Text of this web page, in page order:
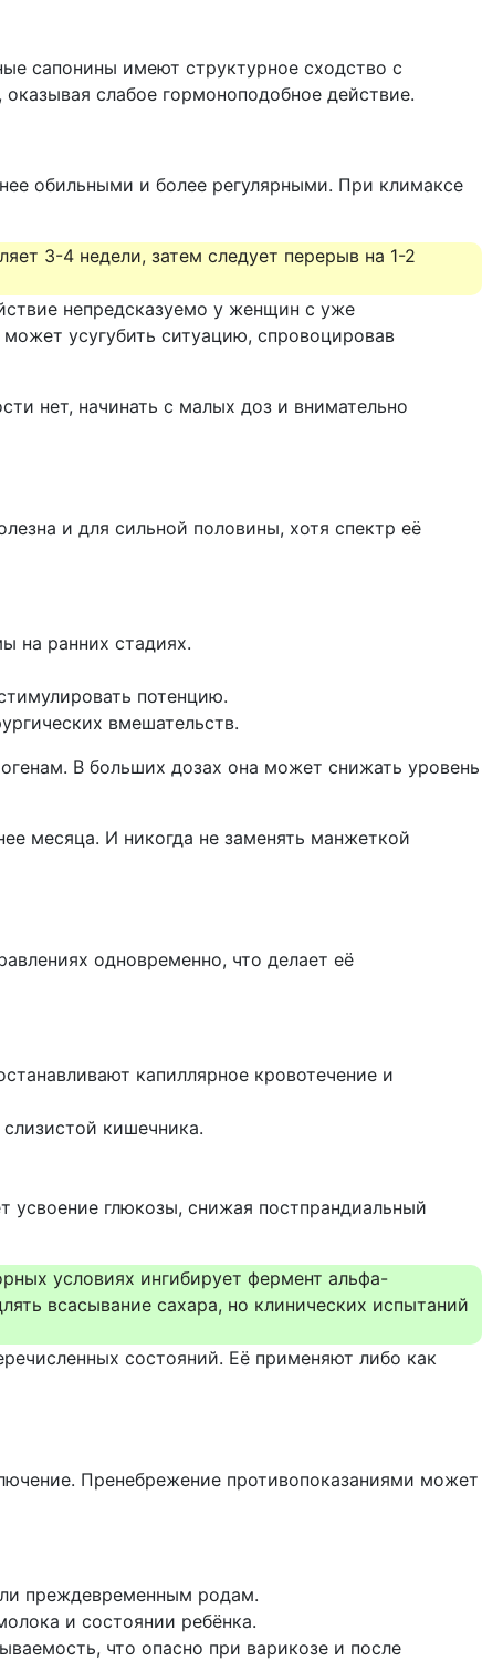
сапонины имеют структурное сходство с
слабое гормоноподобное действие.
обильными и более регулярными. При климаксе
3-4 недели, затем следует перерыв на 1-2
непредсказуемо у женщин с уже
усугубить ситуацию, спровоцировав
нет, начинать с малых доз и внимательно
и для сильной половины, хотя спектр её
на ранних стадиях.
потенцию.
вмешательств.
В больших дозах она может снижать уровень
месяца. И никогда не заменять манжеткой
одновременно, что делает её
капиллярное кровотечение и
кишечника.
глюкозы, снижая постпрандиальный
условиях ингибирует фермент альфа-
всасывание сахара, но клинических испытаний
состояний. Её применяют либо как
Пренебрежение противопоказаниями может
преждевременным родам.
и состоянии ребёнка.
что опасно при варикозе и после